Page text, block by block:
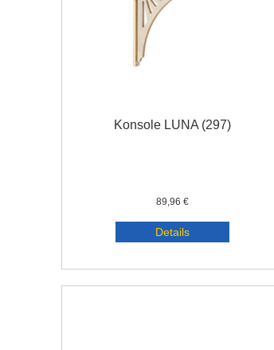
Konsole LUNA (297)
89,96 €
Details